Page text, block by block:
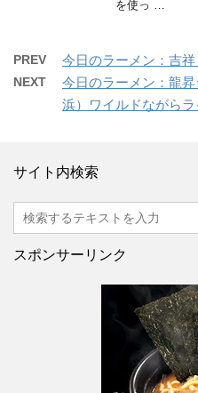
を使っ …
PREV 今日のラーメン：吉祥
NEXT
今日のラーメン：龍
浜）ワイルドながら
サイト内検索
スポンサーリンク